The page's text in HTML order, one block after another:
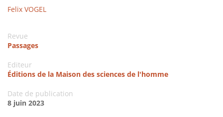
Felix VOGEL
Revue
Passages
Editeur
Éditions de la Maison des sciences de l'homme
Date de publication
8 juin 2023